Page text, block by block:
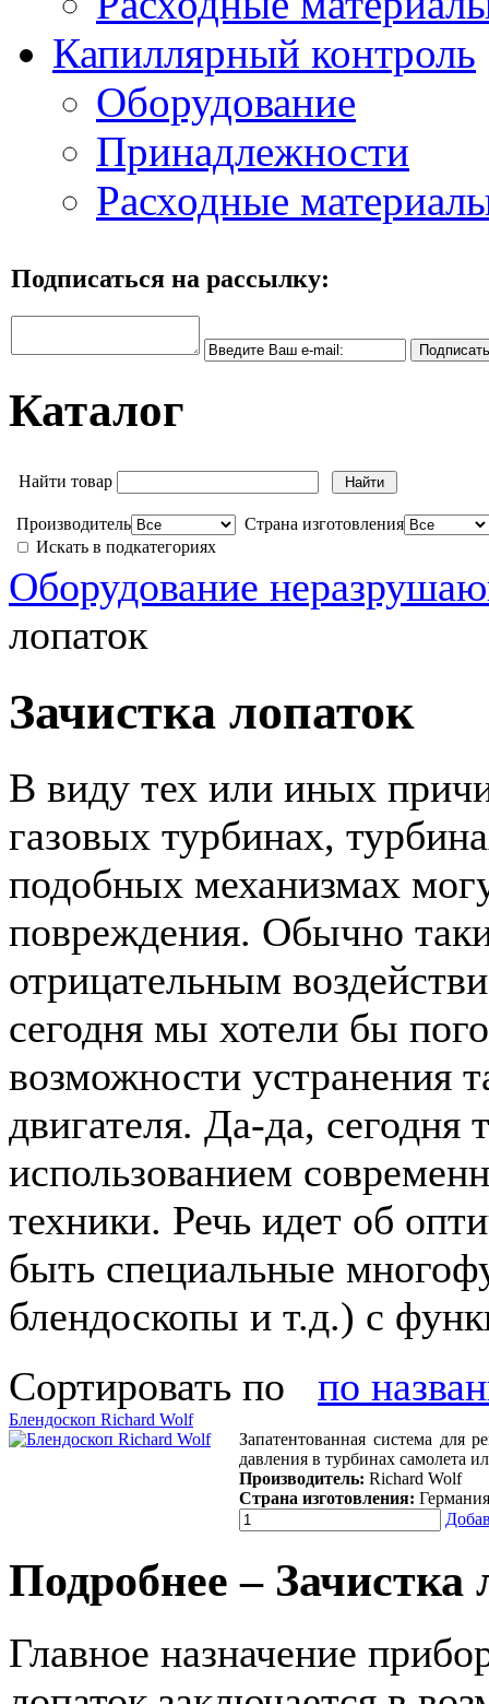
Капиллярный контроль
Оборудование
Принадлежности
Расходные
Подписаться на рассылку:
Каталог
Найти товар
Производитель
Страна изготовления
Искать в подкатегориях
Оборудование
лопаток
Зачистка лопаток
В виду тех или иных
газовых турбинах,
подобных механизмах
повреждения. Обычно
отрицательным
сегодня мы хотели бы
возможности устранения
двигателя. Да-да, сегодня
использованием
техники. Речь идет об
быть специальные
блендоскопы и т.д.) с
Сортировать по по
Блендоскоп Richard Wolf
Запатентованная система для
давления в турбинах самолета
Производитель: Richard Wolf
Страна изготовления: Германия
Подробнее – Зачистка
Главное назначение